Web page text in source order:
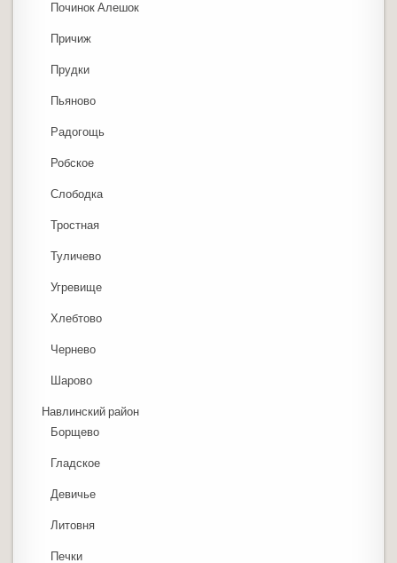
Починок Алешок
Причиж
Прудки
Пьяново
Радогощь
Робское
Слободка
Тростная
Туличево
Угревище
Хлебтово
Чернево
Шарово
Навлинский район
Борщево
Гладское
Девичье
Литовня
Печки